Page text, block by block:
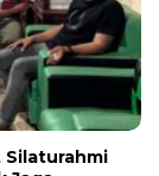
Silaturahmi